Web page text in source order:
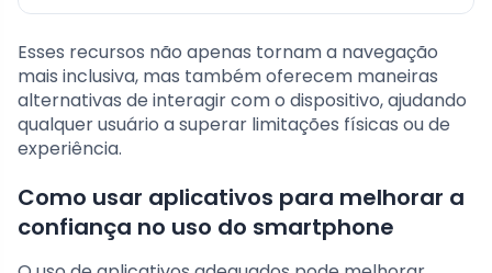
Esses recursos não apenas tornam a navegação
mais inclusiva, mas também oferecem maneiras
alternativas de interagir com o dispositivo, ajudando
qualquer usuário a superar limitações físicas ou de
experiência.
Como usar aplicativos para melhorar a
confiança no uso do smartphone